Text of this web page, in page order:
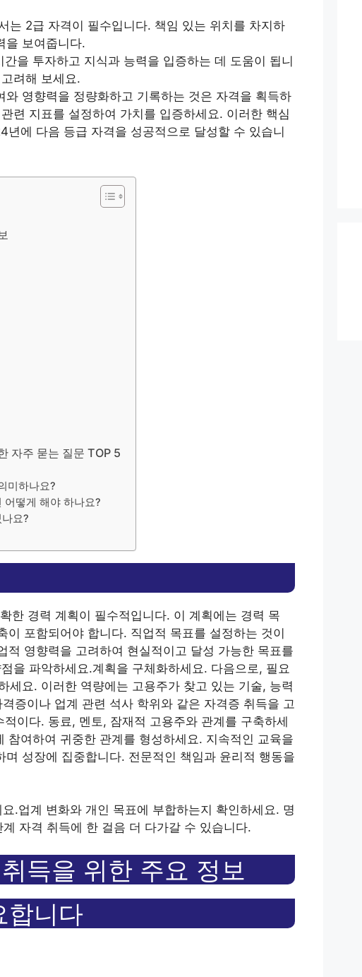
는 2급 자격이 필수입니다. 책임 있는 위치를 차지하
을 보여줍니다.
을 투자하고 지식과 능력을 입증하는 데 도움이 됩니
려해 보세요.
와 영향력을 정량화하고 기록하는 것은 자격을 획득하
련 지표를 설정하여 가치를 입증하세요. 이러한 핵심
에 다음 등급 자격을 성공적으로 달성할 수 있습니
자주 묻는 질문 TOP 5
미하나요?
어떻게 해야 하나요?
요?
한 경력 계획이 필수적입니다. 이 계획에는 경력 목
이 포함되어야 합니다. 직업적 목표를 설정하는 것이
적 영향력을 고려하여 현실적이고 달성 가능한 목표를
을 파악하세요.계획을 구체화하세요. 다음으로, 필요
세요. 이러한 역량에는 고용주가 찾고 있는 기술, 능력
증이나 업계 관련 석사 학위와 같은 자격증 취득을 고
이다. 동료, 멘토, 잠재적 고용주와 관계를 구축하세
참여하여 귀중한 관계를 형성하세요. 지속적인 교육을
성장에 집중합니다. 전문적인 책임과 윤리적 행동을
.업계 변화와 개인 목표에 부합하는지 확인하세요. 명
자격 취득에 한 걸음 더 다가갈 수 있습니다.
득을 위한 주요 정보
합니다